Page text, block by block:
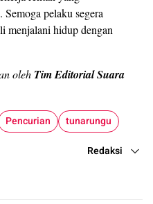
pelaku segera
menjalani hidup dengan
oleh Tim Editorial Suara
Pencurian tunarungu
Redaksi